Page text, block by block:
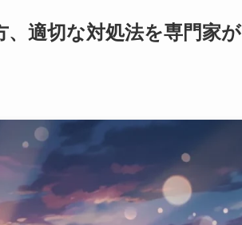
適切な対処法を専門家が